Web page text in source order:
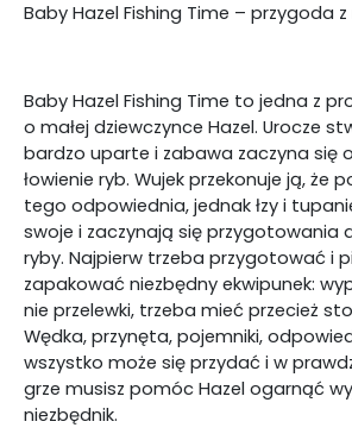
Baby Hazel Fishing Time – przygoda
Baby Hazel Fishing Time to jedna z
o małej dziewczynce Hazel. Urocze
bardzo uparte i zabawa zaczyna się
łowienie ryb. Wujek przekonuje ją, że
tego odpowiednia, jednak łzy i
swoje i zaczynają się przygotowania
ryby. Najpierw trzeba przygotować i
zapakować niezbędny ekwipunek:
nie przelewki, trzeba mieć przecież
Wędka, przynęta, pojemniki,
wszystko może się przydać i w
grze musisz pomóc Hazel ogarnąć
niezbędnik.